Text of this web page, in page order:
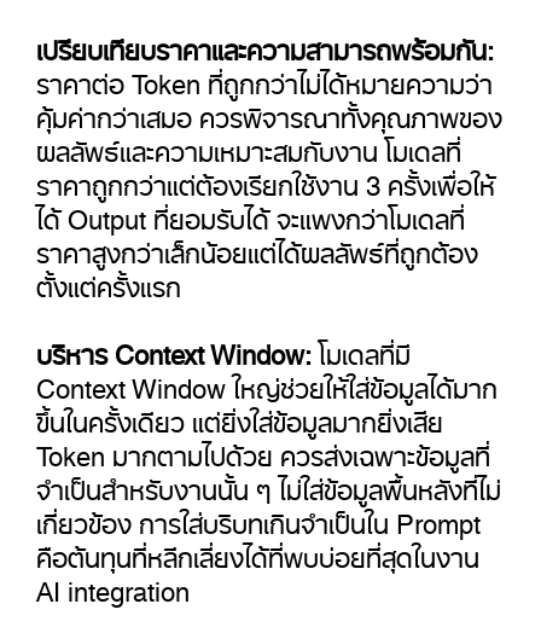
เปรียบเทียบราคาและความสามารถพร้อมกัน:
ราคาต่อ Token ที่ถูกกว่าไม่ได้หมายความว่า
คุ้มค่ากว่าเสมอ ควรพิจารณาทั้งคุณภาพของ
ผลลัพธ์และความเหมาะสมกับงาน โมเดลที่
ราคาถูกกว่าแต่ต้องเรียกใช้งาน 3 ครั้งเพื่อให้
ได้ Output ที่ยอมรับได้ จะแพงกว่าโมเดลที่
ราคาสูงกว่าเล็กน้อยแต่ได้ผลลัพธ์ที่ถูกต้อง
ตั้งแต่ครั้งแรก
บริหาร Context Window:โมเดลที่มี
Context Window ใหญ่ช่วยให้ใส่ข้อมูลได้มาก
ขึ้นในครั้งเดียว แต่ยิ่งใส่ข้อมูลมากยิ่งเสีย
Token มากตามไปด้วย ควรส่งเฉพาะข้อมูลที่
จำเป็นสำหรับงานนั้น ๆ ไม่ใส่ข้อมูลพื้นหลังที่ไม่
เกี่ยวข้อง การใส่บริบทเกินจำเป็นใน Prompt
คือต้นทุนที่หลีกเลี่ยงได้ที่พบบ่อยที่สุดในงาน
AI integration